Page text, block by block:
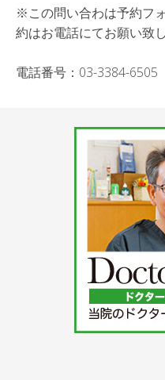
※この問い合わは予約フ
約はお電話にてお願い致し
電話番号：03-3384-6505